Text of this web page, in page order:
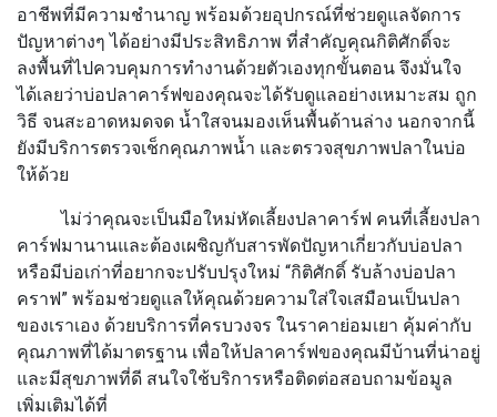
อาชีพที่มีความชำนาญ พร้อมด้วยอุปกรณ์ที่ช่วยดูแลจัดการ
ปัญหาต่างๆ ได้อย่างมีประสิทธิภาพ ที่สำคัญคุณกิติศักดิ์จะ
ลงพื้นที่ไปควบคุมการทำงานด้วยตัวเองทุกขั้นตอน จึงมั่นใจ
ได้เลยว่าบ่อปลาคาร์ฟของคุณจะได้รับดูแลอย่างเหมาะสม ถูก
วิธี จนสะอาดหมดจด น้ำใสจนมองเห็นพื้นด้านล่าง นอกจากนี้
ยังมีบริการตรวจเช็กคุณภาพน้ำ และตรวจสุขภาพปลาในบ่อ
ให้ด้วย
ไม่ว่าคุณจะเป็นมือใหม่หัดเลี้ยงปลาคาร์ฟ คนที่เลี้ยงปลา
คาร์ฟมานานและต้องเผชิญกับสารพัดปัญหาเกี่ยวกับบ่อปลา
หรือมีบ่อเก่าที่อยากจะปรับปรุงใหม่ “กิติศักดิ์ รับล้างบ่อปลา
คราฟ” พร้อมช่วยดูแลให้คุณด้วยความใส่ใจเสมือนเป็นปลา
ของเราเอง ด้วยบริการที่ครบวงจร ในราคาย่อมเยา คุ้มค่ากับ
คุณภาพที่ได้มาตรฐาน เพื่อให้ปลาคาร์ฟของคุณมีบ้านที่น่าอยู่
และมีสุขภาพที่ดี สนใจใช้บริการหรือติดต่อสอบถามข้อมูล
เพิ่มเติมได้ที่